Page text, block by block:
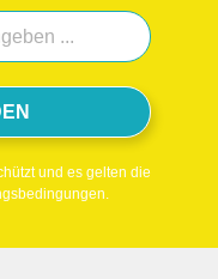
und es gelten die